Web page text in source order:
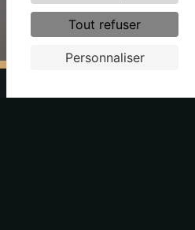
Tout refuser
Personnaliser